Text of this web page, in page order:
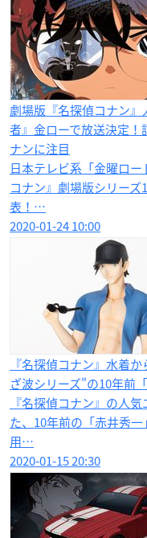
劇場版『名探偵コナン
者』金ローで放送決定
ナンに注目
日本テレビ系「金曜ロ
コナン』劇場版シリー
表！…
2020-01-24 10:00
『名探偵コナン』水着
ざ波シリーズ"の10年前
『名探偵コナン』の人
た、10年前の「赤井秀
用…
2020-01-15 20:30